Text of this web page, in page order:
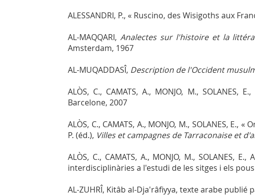
ALESSANDRI, P., « Ruscino, des Wisigoths aux
AL-MAQQARI, Analectes sur l'histoire et la
Amsterdam, 1967
AL-MUQADDASÎ, Description de l'Occident
ALÒS, C., CAMATS, A., MONJO, M.,
Barcelone, 2007
ALÒS, C., CAMATS, A., MONJO, M., SOLANES,
P. (éd.), Villes et campagnes de Tarraconaise et
ALÒS, C., CAMATS, A., MONJO, M., SOLANES,
interdisciplinàries a l'estudi de les sitges i els
AL-ZUHRÎ, Kitâb al-Dja'râfiyya, texte arabe publié